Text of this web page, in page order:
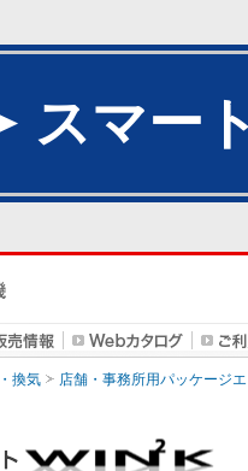
スマー
換気 店舗・事務所用パッケージ